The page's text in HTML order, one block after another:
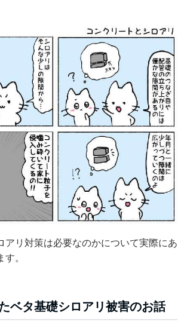
アリ対策は必要なのかについて実際にあ
。
ベタ基礎シロアリ被害のお話